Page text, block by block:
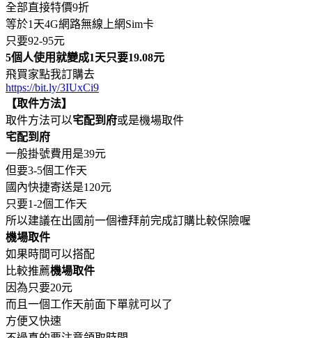
全部直接特價9折
等於1天4G網路無線上網Sim卡
只要92-95元
5個人使用就變成1天只要19.08元
飛買家點我訂購去
https://bit.ly/3IUxCi9
【取件方法】
取件方法可以宅配到府或是機場取件
宅配到府
一般掛號費用是39元
但要3-5個工作天
國內快捷寄送是120元
只要1-2個工作天
所以建議在出國前一個禮拜前完成訂購比較保險喔
機場取件
如果時間可以搭配
比較推薦機場取件
因為只要20元
而且一個工作天前面下單就可以了
方便又快速